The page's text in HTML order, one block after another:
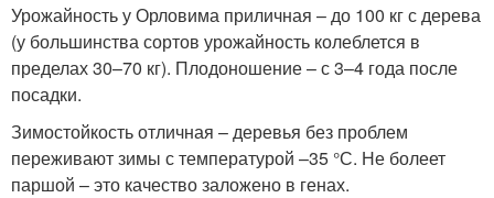
Урожайность у Орловима приличная – до 100 кг с дерева
(у большинства сортов урожайность колеблется в
пределах 30–70 кг). Плодоношение – с 3–4 года после
посадки.
Зимостойкость отличная – деревья без проблем
переживают зимы с температурой –35 °С. Не болеет
паршой – это качество заложено в генах.